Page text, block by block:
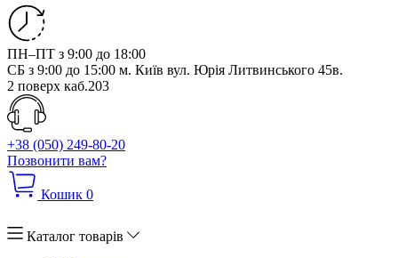
ПН–ПТ з 9:00 до 18:00
СБ з 9:00 до 15:00 м. Київ вул. Юрія Литвинського 45в.
2 поверх каб.203
+38 (050) 249-80-20
Позвонити вам?
Кошик 0
Каталог товарів